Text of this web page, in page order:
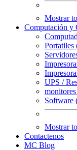
Mostrar
Computación y
Portatiles
UPS /
Software
Mostrar
Contactenos
MC Blog